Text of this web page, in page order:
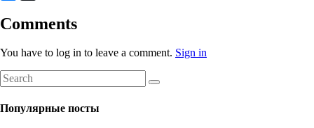
Comments
You have to log in to leave a comment. Sign in
Популярные посты